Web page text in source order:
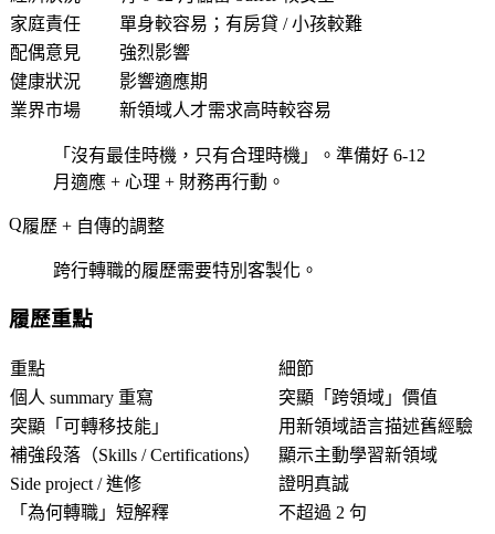
家庭責任
單身較容易；有房貸 / 小孩較難
配偶意見
強烈影響
健康狀況
影響適應期
業界市場
新領域人才需求高時較容易
「沒有最佳時機，只有合理時機」。準備好 6-12
月適應 + 心理 + 財務再行動。
履歷 + 自傳的調整
跨行轉職的履歷需要特別客製化。
履歷重點
重點
細節
個人 summary 重寫
突顯「跨領域」價值
突顯「可轉移技能」
用新領域語言描述舊經驗
補強段落（Skills / Certifications）
顯示主動學習新領域
Side project / 進修
證明真誠
「為何轉職」短解釋
不超過 2 句